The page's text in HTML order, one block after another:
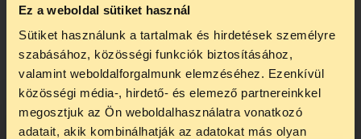
Ez a weboldal sütiket használ
Sütiket használunk a tartalmak és hirdetések személyre
szabásához, közösségi funkciók biztosításához,
valamint weboldalforgalmunk elemzéséhez. Ezenkívül
közösségi média-, hirdető- és elemező partnereinkkel
megosztjuk az Ön weboldalhasználatra vonatkozó
adatait, akik kombinálhatják az adatokat más olyan